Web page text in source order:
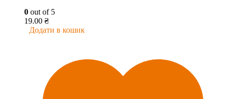
0 out of 5
19.00 ₴
Додати в кошик